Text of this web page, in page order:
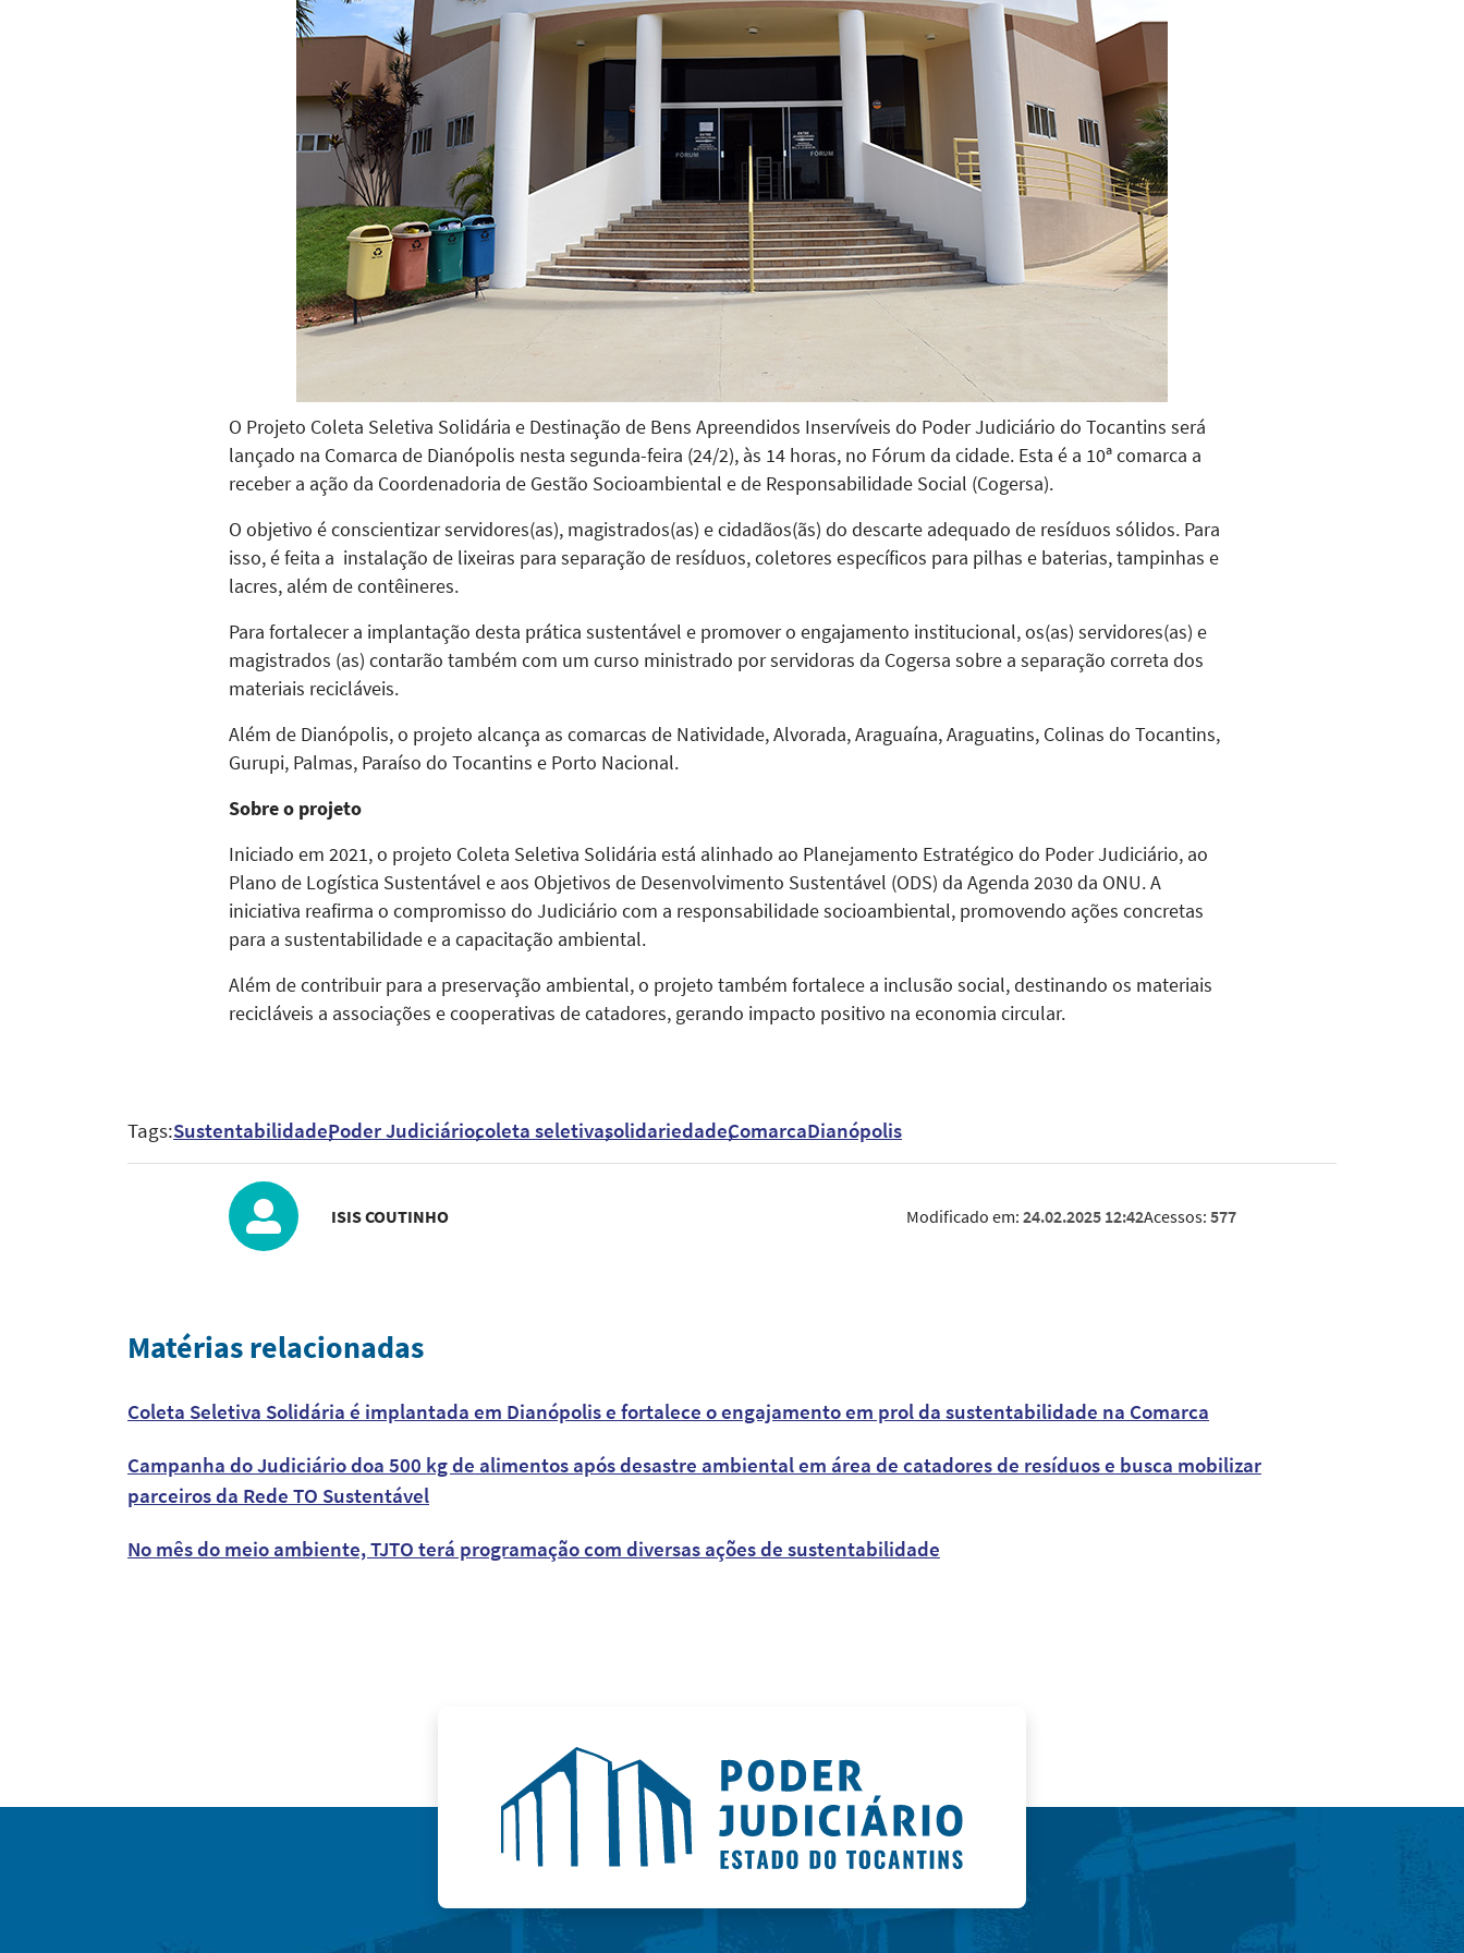
O Projeto Coleta Seletiva Solidária e Destinação de Bens Apreendidos Inservíveis do Poder Judiciário do Tocantins será
lançado na Comarca de Dianópolis nesta segunda-feira (24/2), às 14 horas, no Fórum da cidade. Esta é a 10ª comarca a
receber a ação da Coordenadoria de Gestão Socioambiental e de Responsabilidade Social (Cogersa).
O objetivo é conscientizar servidores(as), magistrados(as) e cidadãos(ãs) do descarte adequado de resíduos sólidos. Para
isso, é feita a instalação de lixeiras para separação de resíduos, coletores específicos para pilhas e baterias, tampinhas e
lacres, além de contêineres.
Para fortalecer a implantação desta prática sustentável e promover o engajamento institucional, os(as) servidores(as) e
magistrados (as) contarão também com um curso ministrado por servidoras da Cogersa sobre a separação correta dos
materiais recicláveis.
Além de Dianópolis, o projeto alcança as comarcas de Natividade, Alvorada, Araguaína, Araguatins, Colinas do Tocantins,
Gurupi, Palmas, Paraíso do Tocantins e Porto Nacional.
Sobre o projeto
Iniciado em 2021, o projeto Coleta Seletiva Solidária está alinhado ao Planejamento Estratégico do Poder Judiciário, ao
Plano de Logística Sustentável e aos Objetivos de Desenvolvimento Sustentável (ODS) da Agenda 2030 da ONU. A
iniciativa reafirma o compromisso do Judiciário com a responsabilidade socioambiental, promovendo ações concretas
para a sustentabilidade e a capacitação ambiental.
Além de contribuir para a preservação ambiental, o projeto também fortalece a inclusão social, destinando os materiais
recicláveis a associações e cooperativas de catadores, gerando impacto positivo na economia circular.
Tags:SustentabilidadePoder Judiciáriocoleta seletivasolidariedadeComarcaDianópolis
ISIS COUTINHO Modificado em: 24.02.2025 12:42Acessos: 577
Matérias relacionadas
Coleta Seletiva Solidária é implantada em Dianópolis e fortalece o engajamento em prol da sustentabilidade na Comarca
Campanha do Judiciário doa 500 kg de alimentos após desastre ambiental em área de catadores de resíduos e busca mobilizar
parceiros da Rede TO Sustentável
No mês do meio ambiente, TJTO terá programação com diversas ações de sustentabilidade